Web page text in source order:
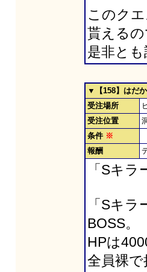
このク
貰えるの
是非と
▼【158】はだ
受注場所
受注位置
条件 ※
報酬
「Sキ
「Sキ
BOSS。
HPは
全員裸で